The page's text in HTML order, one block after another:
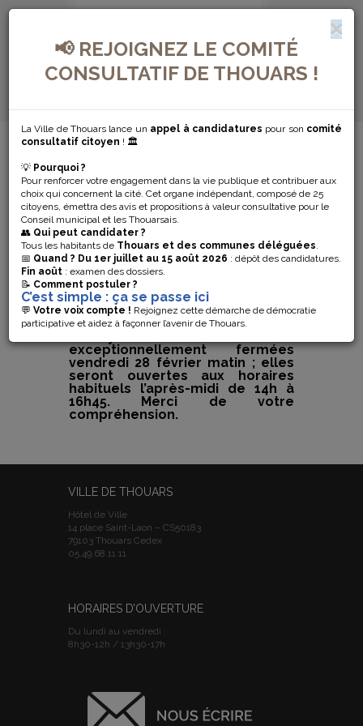
📢 REJOIGNEZ LE COMITÉ
CONSULTATIF DE THOUARS !
La Ville de Thouars lance un appel à candidatures pour son comité
consultatif citoyen ! 🏛️
💡 Pourquoi ?
Pour renforcer votre engagement dans la vie publique et contribuer aux
choix qui concernent la cité. Cet organe indépendant, composé de 25
citoyens, émettra des avis et propositions à valeur consultative pour le
Conseil municipal et les Thouarsais.
👥 Qui peut candidater ?
Tous les habitants de Thouars et des communes déléguées.
📅 Quand ? Du 1er juillet au 15 août 2026 : dépôt des candidatures.
Fin août : examen des dossiers.
📝 Comment postuler ?
C’est simple : ça se passe ici
💬 Votre voix compte ! Rejoignez cette démarche de démocratie
participative et aidez à façonner l’avenir de Thouars.
MENU DE NAVIGATION...
FERMETURE
EXCEPTIONNELLES
DES
DÉCHÈTERIES
Les déchèteries de Louzy,
exceptionnellement fermées
vendredi 28 février matin ; elles
seront ouvertes aux horaires
habituels l’après-midi de 14h à
16h45. Merci de votre
compréhension.
VILLE DE THOUARS
Hôtel de Ville
14 place Saint-Laon – CS50183
79103 Thouars Cedex
05.49.68.11.11
HORAIRES D’OUVERTURE
Du lundi au vendredi :
8h30-12h / 13h30-17h